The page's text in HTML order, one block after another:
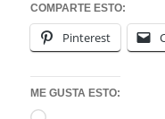
COMPARTE ESTO:
Pinterest
ME GUSTA ESTO: